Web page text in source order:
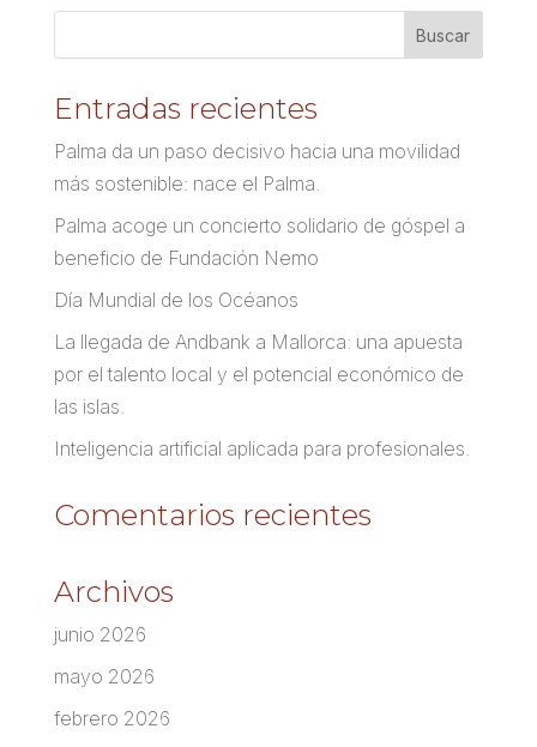
Entradas recientes
Palma da un paso decisivo hacia una movilidad
más sostenible: nace el Palma.
Palma acoge un concierto solidario de góspel a
beneficio de Fundación Nemo
Día Mundial de los Océanos
La llegada de Andbank a Mallorca: una apuesta
por el talento local y el potencial económico de
las islas.
Inteligencia artificial aplicada para profesionales.
Comentarios recientes
Archivos
junio 2026
mayo 2026
febrero 2026